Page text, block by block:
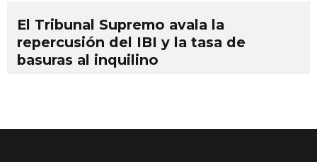
El Tribunal Supremo avala la
repercusión del IBI y la tasa de
basuras al inquilino